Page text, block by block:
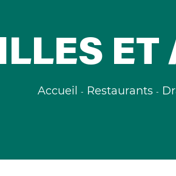
ET
Accueil Restaurants